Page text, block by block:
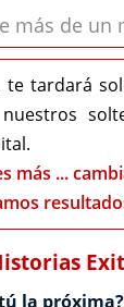
más de un
te tardará
más ...
la próxima?